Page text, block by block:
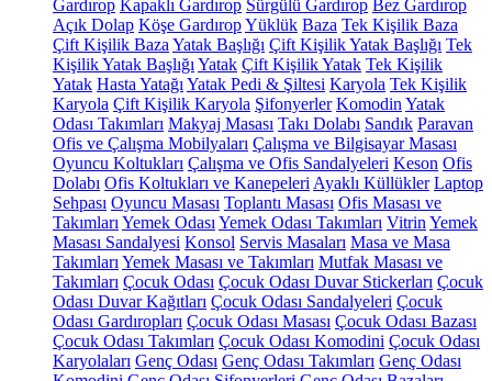
Gardırop Kapaklı Gardırop Sürgülü Gardırop Bez Gardırop
Açık Dolap Köşe GardıropYüklük Baza Tek Kişilik Baza
Çift Kişilik Baza Yatak Başlığı Çift Kişilik Yatak Başlığı Tek
Kişilik Yatak Başlığı Yatak Çift Kişilik Yatak Tek Kişilik
Yatak Hasta Yatağı Yatak Pedi & Şiltesi Karyola Tek Kişilik
Karyola Çift Kişilik Karyola Şifonyerler Komodin Yatak
Odası Takımları Makyaj Masası Takı Dolabı Sandık Paravan
Ofis ve Çalışma Mobilyaları Çalışma ve Bilgisayar Masası
Oyuncu Koltukları Çalışma ve Ofis Sandalyeleri Keson Ofis
Dolabı Ofis Koltukları ve Kanepeleri Ayaklı Küllükler Laptop
Sehpası Oyuncu Masası Toplantı Masası Ofis Masası ve
Takımları Yemek Odası Yemek Odası Takımları Vitrin Yemek
Masası Sandalyesi Konsol Servis Masaları Masa ve Masa
Takımları Yemek Masası ve Takımları Mutfak Masası ve
Takımları Çocuk Odası Çocuk Odası Duvar Stickerları Çocuk
Odası Duvar Kağıtları Çocuk Odası Sandalyeleri Çocuk
Odası Gardıropları Çocuk Odası Masası Çocuk Odası Bazası
Çocuk Odası Takımları Çocuk Odası Komodini Çocuk Odası
Karyolaları Genç Odası Genç Odası Takımları Genç Odası